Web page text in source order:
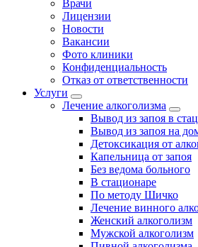
Врачи
Лицензии
Новости
Вакансии
Фото клиники
Конфиденциальность
Отказ от ответственности
Услуги
Лечение алкоголизма
Вывод из запоя в
Вывод из запоя на
Детоксикация от
Капельница от запоя
Без ведома больного
В стационаре
По методу Шичко
Лечение винного
Женский алкоголизм
Мужской алкоголизм